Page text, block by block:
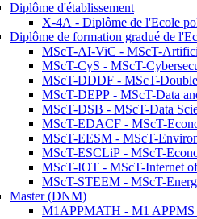
Diplôme d'établissement
X-4A - Diplôme de l'Ecole
Diplôme de formation gradué de
MScT-AI-ViC - MScT-
MScT-CyS - MScT-
MScT-DDDF - MScT-
MScT-DEPP - MScT-Data
MScT-DSB - MScT-Data
MScT-EDACF - MScT-
MScT-EESM - MScT-
MScT-ESCLiP - MScT-
MScT-IOT - MScT-Internet
MScT-STEEM - MScT-
Master (DNM)
M1APPMATH - M1 APPMS